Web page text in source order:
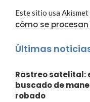
Este sitio usa
cómo se
Últimas
Rastreo satelital:
buscado de
robado